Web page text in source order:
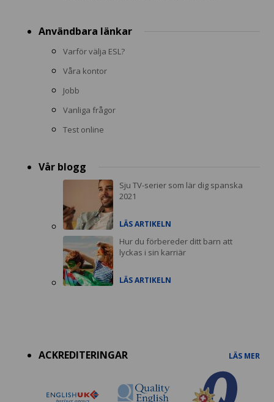
Användbara länkar
Varför välja ESL?
Våra kontor
Jobb
Vanliga frågor
Test online
Vår blogg
Sju TV-serier som lär dig spanska
2021
LÄS ARTIKELN
Hur du förbereder ditt barn att
lyckas i sin karriär
LÄS ARTIKELN
ACKREDITERINGAR
LÄS MER